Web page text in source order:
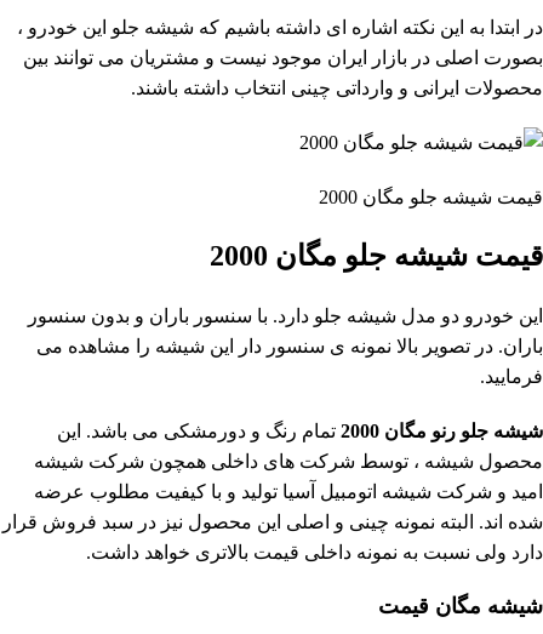
در ابتدا به این نکته اشاره ای داشته باشیم که شیشه جلو این خودرو ،
بصورت اصلی در بازار ایران موجود نیست و مشتریان می توانند بین
محصولات ایرانی و وارداتی چینی انتخاب داشته باشند.
قیمت شیشه جلو مگان 2000
قیمت شیشه جلو مگان 2000
این خودرو دو مدل شیشه جلو دارد. با سنسور باران و بدون سنسور
باران. در تصویر بالا نمونه ی سنسور دار این شیشه را مشاهده می
فرمایید.
شیشه جلو رنو مگان 2000
تمام رنگ و دورمشکی می باشد. این
محصول شیشه ، توسط شرکت های داخلی همچون شرکت شیشه
امید و شرکت شیشه اتومبیل آسیا تولید و با کیفیت مطلوب عرضه
شده اند. البته نمونه چینی و اصلی این محصول نیز در سبد فروش قرار
دارد ولی نسبت به نمونه داخلی قیمت بالاتری خواهد داشت.
شیشه مگان قیمت